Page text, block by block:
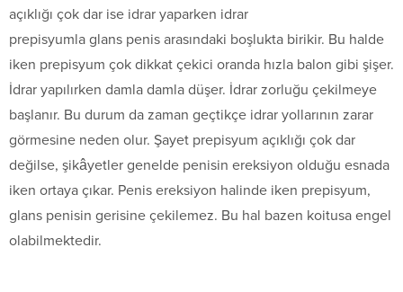
açıklığı çok dar ise idrar yaparken idrar
prepisyumla glans penis arasındaki boşlukta birikir. Bu halde
iken prepisyum çok dikkat çekici oranda hızla balon gibi şişer.
İdrar yapılırken damla damla düşer. İdrar zorluğu çekilmeye
başlanır. Bu durum da zaman geçtikçe idrar yollarının zarar
görmesine neden olur. Şayet prepisyum açıklığı çok dar
değilse, şikâyetler genelde penisin ereksiyon olduğu esnada
iken ortaya çıkar. Penis ereksiyon halinde iken prepisyum,
glans penisin gerisine çekilemez. Bu hal bazen koitusa engel
olabilmektedir.